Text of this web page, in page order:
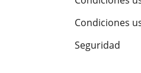
Condiciones
Seguridad